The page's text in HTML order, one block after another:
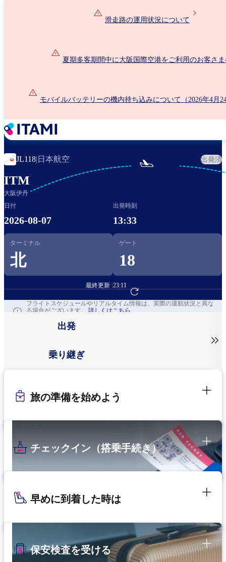
滑走路の運用状況について
夏期多客期間中に大阪国際空港をご利用のお客さ
モバイルバッテリーの機内持ち込みについて（2026年4月
JL118| 日本航空 出発済
ITM
大阪伊丹

日付
2026-08-07
出発時刻
13:33
ターミナル
北
ゲート
18
最終更新 :23:11
フライト予約へ
フライトスケジュールやリアルタイム情報は、実際の運航状況と異な
る場合がございます。 詳しくはこちら
出発
乗り継ぎ

旅の準備を始めよう
チェックイン（搭乗手続き）
早めに到着した時は
保安検査を受ける